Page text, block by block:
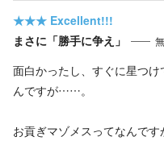
★★★ Excellent!!!
まさに「勝手に争え」
面白かったし、すぐに星つ
んですが……。
お貢ぎマゾメスってなんで